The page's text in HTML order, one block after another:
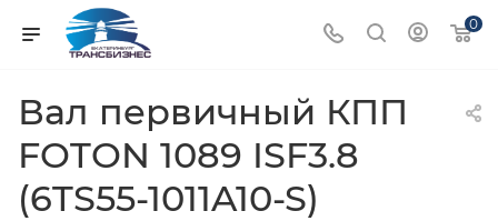
0
Вал первичный КПП
FOTON 1089 ISF3.8
(6TS55-1011A10-S)